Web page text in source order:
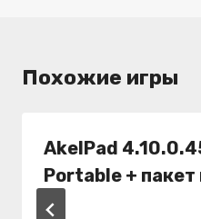
Похожие игры
AkelPad
Portable + пакет